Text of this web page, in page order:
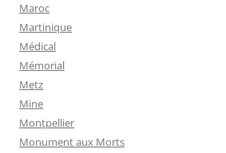
Maroc
Martinique
Médical
Mémorial
Metz
Mine
Montpellier
Monument aux Morts